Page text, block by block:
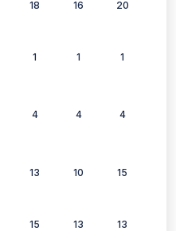
18 16 20
1 1 1
4 4 4
13 10 15
15 13 13